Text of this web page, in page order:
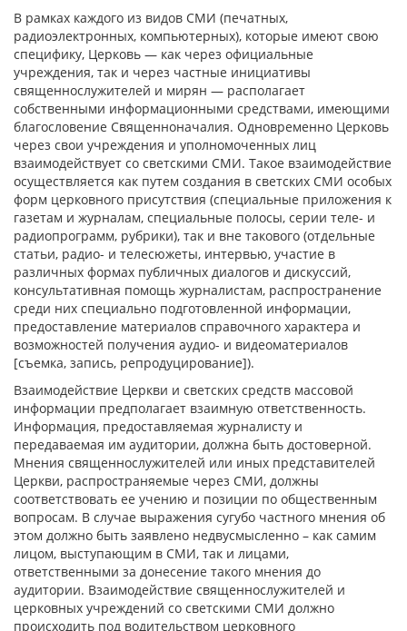
В рамках каждого из видов СМИ (печатных,
радиоэлектронных, компьютерных), которые имеют свою
специфику, Церковь — как через официальные
учреждения, так и через частные инициативы
священнослужителей и мирян — располагает
собственными информационными средствами, имеющими
благословение Священноначалия. Одновременно Церковь
через свои учреждения и уполномоченных лиц
взаимодействует со светскими СМИ. Такое взаимодействие
осуществляется как путем создания в светских СМИ особых
форм церковного присутствия (специальные приложения к
газетам и журналам, специальные полосы, серии теле- и
радиопрограмм, рубрики), так и вне такового (отдельные
статьи, радио- и телесюжеты, интервью, участие в
различных формах публичных диалогов и дискуссий,
консультативная помощь журналистам, распространение
среди них специально подготовленной информации,
предоставление материалов справочного характера и
возможностей получения аудио- и видеоматериалов
[съемка, запись, репродуцирование]).
Взаимодействие Церкви и светских средств массовой
информации предполагает взаимную ответственность.
Информация, предоставляемая журналисту и
передаваемая им аудитории, должна быть достоверной.
Мнения священнослужителей или иных представителей
Церкви, распространяемые через СМИ, должны
соответствовать ее учению и позиции по общественным
вопросам. В случае выражения сугубо частного мнения об
этом должно быть заявлено недвусмысленно – как самим
лицом, выступающим в СМИ, так и лицами,
ответственными за донесение такого мнения до
аудитории. Взаимодействие священнослужителей и
церковных учреждений со светскими СМИ должно
происходить под водительством церковного